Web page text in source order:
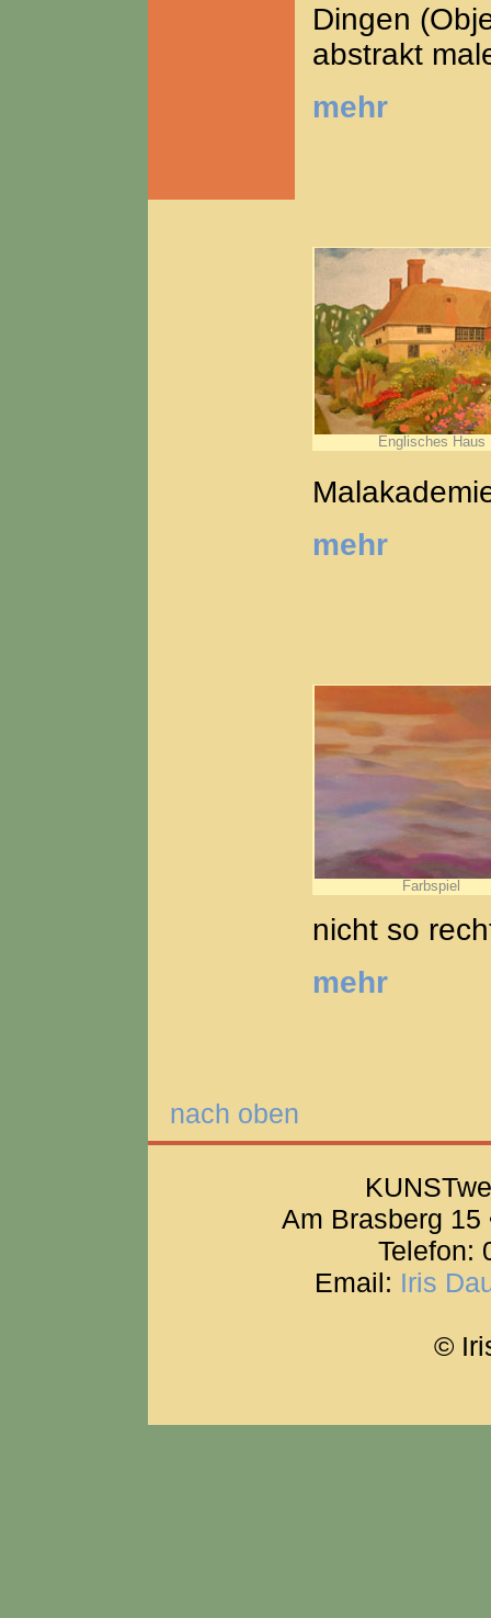
Dingen
abstrakt
mehr
Englisches Haus
mehr
Farbspiel
nicht so
mehr
nach oben
Am Brasberg 15
Telefon:
Email: Iris
©